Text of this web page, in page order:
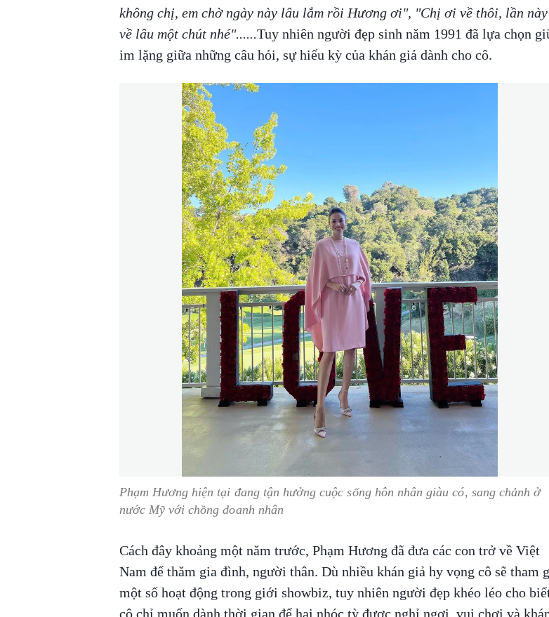
không chị, em chờ ngày này lâu lắm rồi Hương ơi", "Chị ơi về thôi, lần này
về lâu một chút nhé"......Tuy nhiên người đẹp sinh năm 1991 đã lựa chọn
im lặng giữa những câu hỏi, sự hiếu kỳ của khán giả dành cho cô.
Phạm Hương hiện tại đang tận hưởng cuộc sống hôn nhân giàu có, sang chảnh ở
nước Mỹ với chồng doanh nhân
Cách đây khoảng một năm trước, Phạm Hương đã đưa các con trở về Việt
Nam để thăm gia đình, người thân. Dù nhiều khán giả hy vọng cô sẽ tham
một số hoạt động trong giới showbiz, tuy nhiên người đẹp khéo léo cho
cô chỉ muốn dành thời gian để hai nhóc tỳ được nghỉ ngơi, vui chơi và